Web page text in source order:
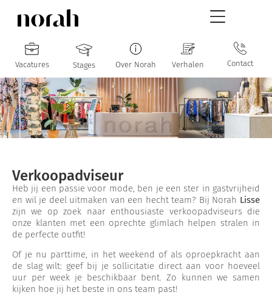
Vacatures Stages Over Norah Verhalen Contact
Verkoopadviseur
Heb jij een passie voor mode, ben je een ster in gastvrijheid
en wil je deel uitmaken van een hecht team? Bij Norah Lisse
zijn we op zoek naar enthousiaste verkoopadviseurs die
onze klanten met een oprechte glimlach helpen stralen in
de perfecte outfit!
Of je nu parttime, in het weekend of als oproepkracht aan
de slag wilt: geef bij je sollicitatie direct aan voor hoeveel
uur per week je beschikbaar bent. Zo kunnen we samen
kijken hoe jij het beste in ons team past!